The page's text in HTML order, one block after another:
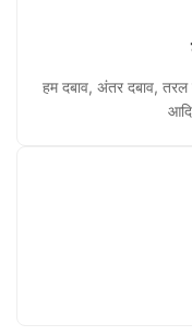
हम दबाव, अंतर दबाव,
आदि